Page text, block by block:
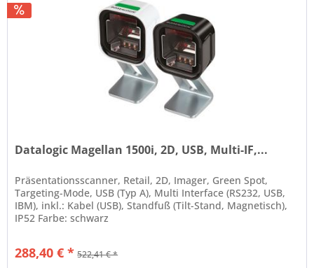
Datalogic Magellan 1500i, 2D, USB, Multi-IF,...
Präsentationsscanner, Retail, 2D, Imager, Green Spot,
Targeting-Mode, USB (Typ A), Multi Interface (RS232, USB,
IBM), inkl.: Kabel (USB), Standfuß (Tilt-Stand, Magnetisch),
IP52 Farbe: schwarz
288,40 € * 522,41 € *